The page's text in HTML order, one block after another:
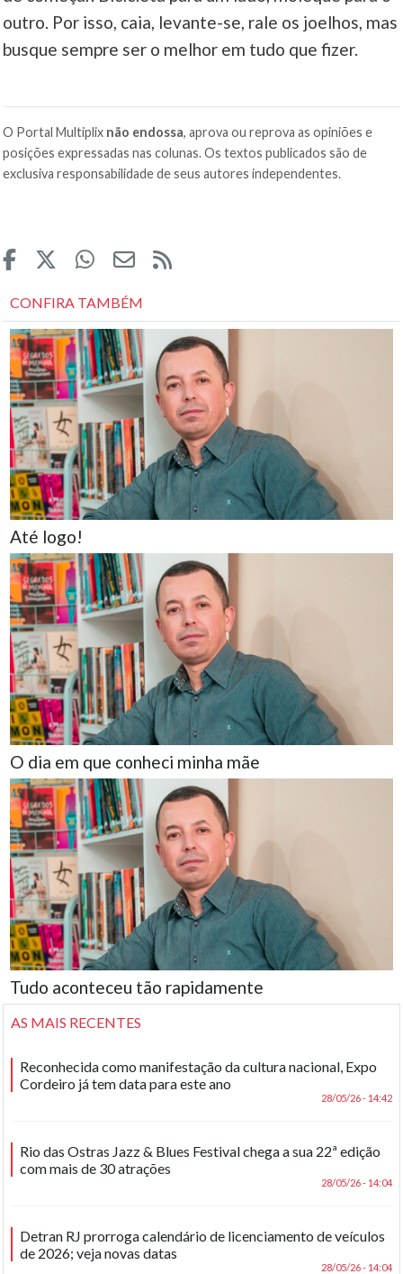
outro. Por isso, caia, levante-se, rale os joelhos, mas
busque sempre ser o melhor em tudo que fizer.
O Portal Multiplix não endossa, aprova ou reprova as opiniões e
posições expressadas nas colunas. Os textos publicados são de
exclusiva responsabilidade de seus autores independentes.
CONFIRA TAMBÉM
Até logo!
O dia em que conheci minha mãe
Tudo aconteceu tão rapidamente
AS MAIS RECENTES
Reconhecida como manifestação da cultura nacional, Expo
Cordeiro já tem data para este ano
28/05/26 - 14:42
Rio das Ostras Jazz & Blues Festival chega a sua 22ª edição
com mais de 30 atrações
28/05/26 - 14:04
Detran RJ prorroga calendário de licenciamento de veículos
de 2026; veja novas datas
28/05/26 - 14:04